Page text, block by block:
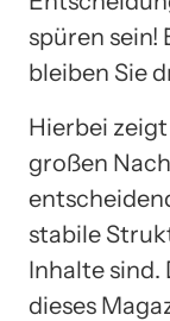
spüren sein!
bleiben Sie
Hierbei
großen
stabile
Inhalte
dieses